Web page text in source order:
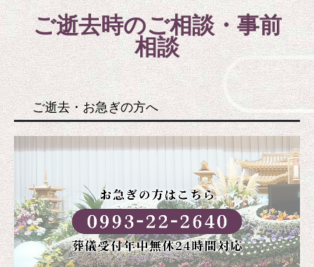
ご逝去時のご相談・事前
相談
ご逝去・お急ぎの方へ